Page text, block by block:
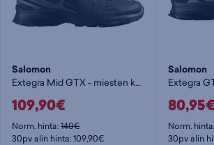
Salomon
Extegra Mid GTX - miesten korkeavartinen vaelluskenkä
109,90€
Norm. hinta:140€
30pv alin hinta: 109,90€
Salomon
Norm.
30pv alin